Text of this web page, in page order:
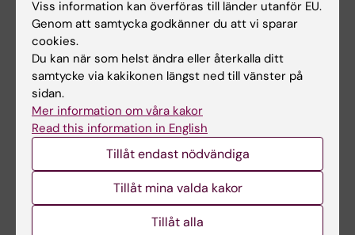
kopplat till snabbare
åldrande av hjärnan
Personer med metaboliskt
syndrom tenderar att ha
hjärnor som verkar äldre…
till KI-forskare för
läkemedel
Vid kardiometabola
diabetes och åderförkalkning…
Viss information kan överföras till länder utanför EU.
Genom att samtycka godkänner du att vi sparar
cookies.
Du kan när som helst ändra eller återkalla ditt
samtycke via kakikonen längst ned till vänster på
sidan.
Mer information om våra kakor
Read this information in English
Tillåt endast nödvändiga
Tillåt mina valda kakor
Tillåt alla